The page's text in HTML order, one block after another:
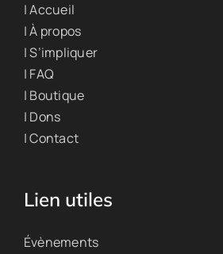
| Accueil
| À propos
| S’impliquer
| FAQ
| Boutique
| Dons
| Contact
Lien utiles
Évènements